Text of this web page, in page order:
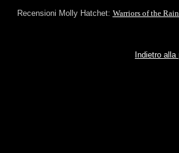
Recensioni Molly Hatchet: Warriors of the
Indietro